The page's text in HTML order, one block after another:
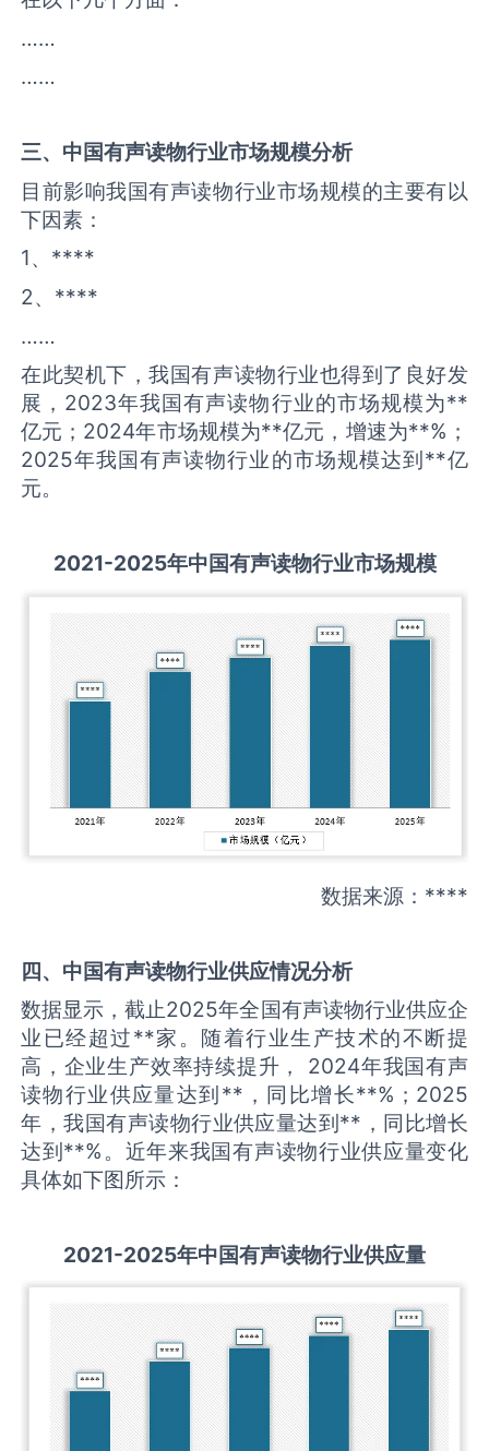
……
……
三、中国有声读物行业市场规模分析
目前影响我国有声读物行业市场规模的主要有以
下因素：
1、****
2、****
……
在此契机下，我国有声读物行业也得到了良好发
展，2023年我国有声读物行业的市场规模为**
亿元；2024年市场规模为**亿元，增速为**%；
2025年我国有声读物行业的市场规模达到**亿
元。
2021-2025年中国有声读物行业市场规模
数据来源：****
四、中国有声读物行业供应情况分析
数据显示，截止2025年全国有声读物行业供应企
业已经超过**家。随着行业生产技术的不断提
高，企业生产效率持续提升， 2024年我国有声
读物行业供应量达到**，同比增长**%；2025
年，我国有声读物行业供应量达到**，同比增长
达到**%。近年来我国有声读物行业供应量变化
具体如下图所示：
2021-2025年中国有声读物行业供应量